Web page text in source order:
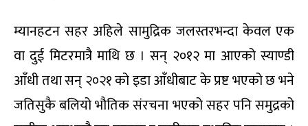
म्यानहटन सहर अहिले सामुद्रिक जलस्तरभन्दा केवल एक
वा दुई मिटरमात्रै माथि छ । सन् २०१२ मा आएको स्याण्डी
आँधी तथा सन् २०२१ को इडा आँधीबाट के प्रष्ट भएको छ भने
जतिसुकै बलियो भौतिक संरचना भएको सहर पनि समुद्रको